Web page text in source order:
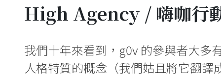
High Agency / 嗨咖行
我們十年來看到，g0v 的參與者大多
人格特質的概念（我們姑且將它翻